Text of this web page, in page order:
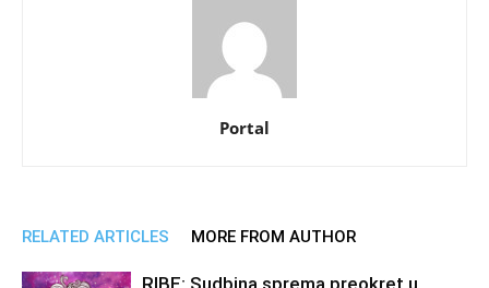
Portal
RELATED ARTICLES MORE FROM AUTHOR
RIBE: Sudbina sprema preokret u